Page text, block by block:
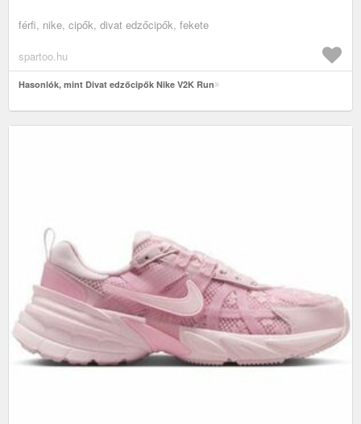
férfi, nike, cipők, divat edzőcipők, fekete
spartoo.hu
Hasonlók, mint Divat edzőcipők Nike V2K Run